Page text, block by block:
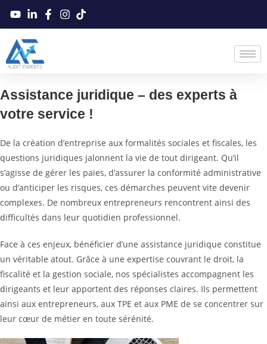
Assistance juridique – des experts à
votre service !
De la création d’entreprise aux formalités sociales et fiscales, les
questions juridiques jalonnent la vie de tout dirigeant. Qu’il
s’agisse de gérer les paies, d’assurer la conformité administrative
ou d’anticiper les risques, ces démarches peuvent vite devenir
complexes. De nombreux entrepreneurs rencontrent ainsi des
difficultés dans leur quotidien professionnel.
Face à ces enjeux, bénéficier d’une assistance juridique constitue
un véritable atout. Grâce à une expertise couvrant le droit, la
fiscalité et la gestion sociale, nos spécialistes accompagnent les
dirigeants et leur apportent des réponses claires. Ils permettent
ainsi aux entrepreneurs, aux TPE et aux PME de se concentrer sur
leur cœur de métier en toute sérénité.